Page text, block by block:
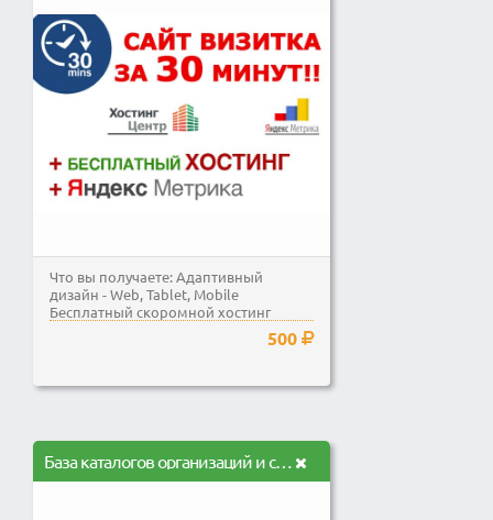
Что вы получаете: Адаптивный
дизайн - Web, Tablet, Mobile
Бесплатный скоромной хостинг
500
База каталогов организаций и справочников для Москвы